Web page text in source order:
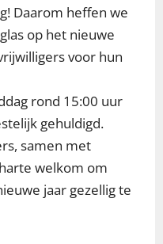
Daarom heffen we
op het nieuwe
voor hun
rond 15:00 uur
gehuldigd.
samen met
welkom om
jaar gezellig te